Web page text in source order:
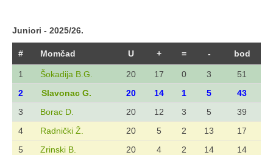
Juniori - 2025/26.
# Momčad U + = - bod
1 Šokadija B.G. 20 17 0 3
51
2
Slavonac G. 20 14 1 5
43
3
Borac D. 20 12 3 5
39
4
Radnički Ž. 20 5 2 13
17
5
Zrinski B. 20 4 2 14
14